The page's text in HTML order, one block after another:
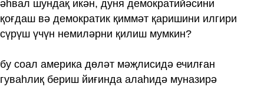
әһвал шундақ икән, дуня демократийәсини
қоғдаш вә демократик қиммәт қаришини илгири
сүрүш үчүн немиләрни қилиш мумкин?
бу соал америка дөләт мәҗлисидә ечилған
гуваһлиқ бериш йиғинда алаһидә муназирә